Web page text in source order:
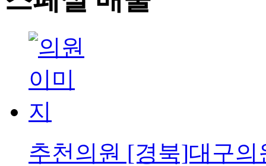
추천의원 [경북]대구의